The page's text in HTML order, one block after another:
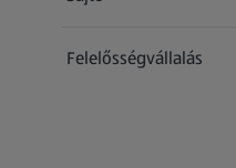
Felelősségvállalás